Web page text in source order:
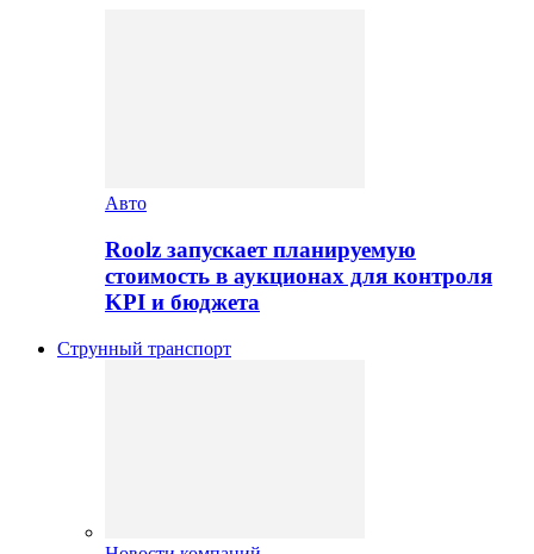
Авто
Roolz запускает планируемую
стоимость в аукционах для контроля
KPI и бюджета
Струнный транспорт